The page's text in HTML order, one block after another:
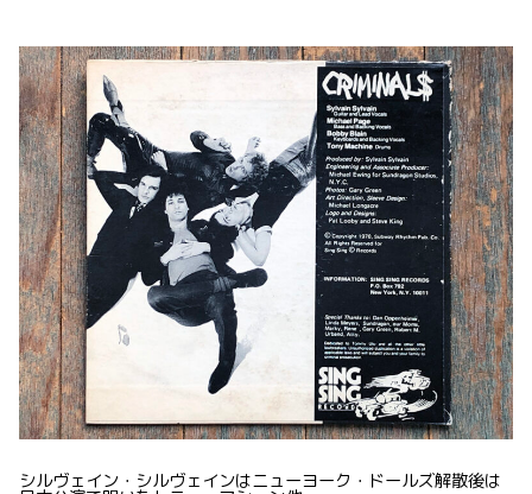
シルヴェイン・シルヴェインはニューヨーク・ドールズ解散後は